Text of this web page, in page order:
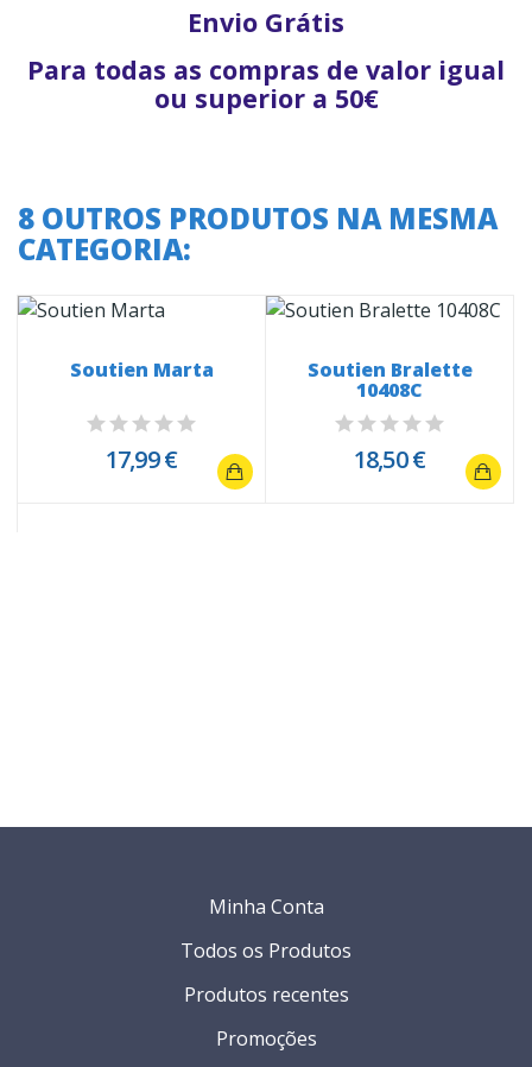
Envio Grátis
Para todas as compras de valor igual
ou superior a 50€
8 OUTROS PRODUTOS NA MESMA
CATEGORIA:
Soutien Marta
17,99 €
Soutien Bralette
10408C
18,50 €
Minha Conta
Todos os Produtos
Produtos recentes
Promoções